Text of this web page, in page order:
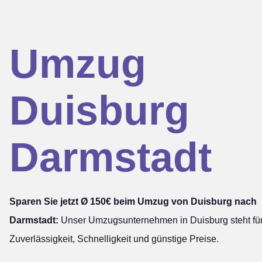
Umzug
Duisburg
Darmstadt
Sparen Sie jetzt Ø 150€ beim Umzug von Duisburg nach
Darmstadt: Unser Umzugsunternehmen in Duisburg steht
Zuverlässigkeit, Schnelligkeit und günstige Preise.